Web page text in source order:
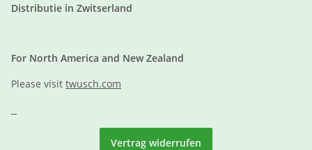
Distributie in Zwitserland
For North America and New Zealand
Please visit twusch.com
Vertrag widerrufen